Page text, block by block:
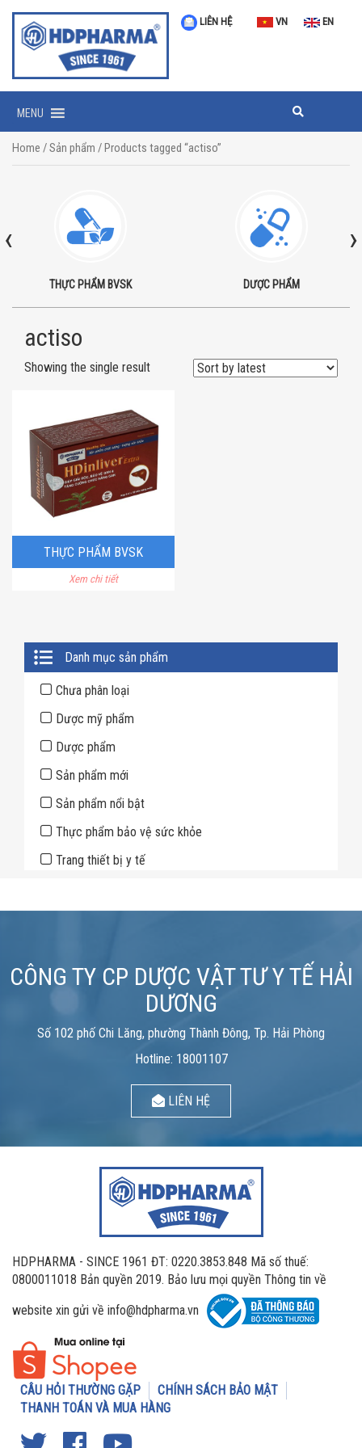
LIÊN HỆ VN EN
MENU
Home /Sản phẩm / Products tagged “actiso”
THỰC PHẨM BVSK DƯỢC PHẨM
‹ ›
Primary
Sidebar
Danh mục sản phẩm
Chưa phân loại
Dược mỹ phẩm
Dược phẩm
Sản phẩm mới
Sản phẩm nổi bật
Thực phẩm bảo vệ sức khỏe
Trang thiết bị y tế
actiso
Showing the single result
THỰC PHẨM BVSK
HDINLIVER EXTRA
Xem chi tiết
CÔNG TY CP DƯỢC VẬT TƯ Y TẾ HẢI
DƯƠNG
Số 102 phố Chi Lăng, phường Thành Đông, Tp. Hải Phòng
Hotline: 18001107
LIÊN HỆ
HDPHARMA - SINCE 1961 ĐT: 0220.3853.848 Mã số thuế:
0800011018 Bản quyền 2019. Bảo lưu mọi quyền Thông tin về
website xin gửi về info@hdpharma.vn
CÂU HỎI THƯỜNG GẶP
CHÍNH SÁCH BẢO MẬT
THANH TOÁN VÀ MUA HÀNG